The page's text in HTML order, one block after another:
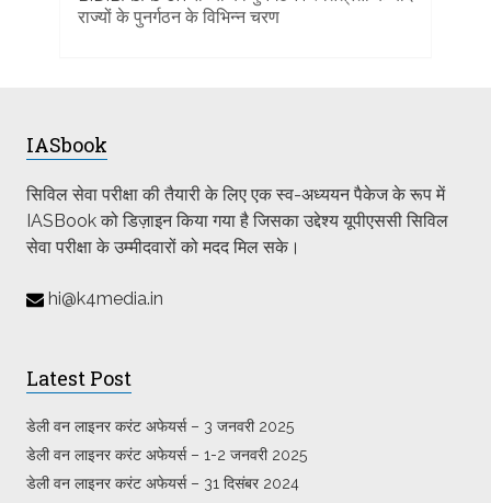
राज्यों के पुनर्गठन के विभिन्न चरण
IASbook
सिविल सेवा परीक्षा की तैयारी के लिए एक स्व-अध्ययन पैकेज के रूप में
IASBook को डिज़ाइन किया गया है जिसका उद्देश्य यूपीएससी सिविल
सेवा परीक्षा के उम्मीदवारों को मदद मिल सके।
hi@k4media.in
Latest Post
डेली वन लाइनर करंट अफेयर्स – 3 जनवरी 2025
डेली वन लाइनर करंट अफेयर्स – 1-2 जनवरी 2025
डेली वन लाइनर करंट अफेयर्स – 31 दिसंबर 2024